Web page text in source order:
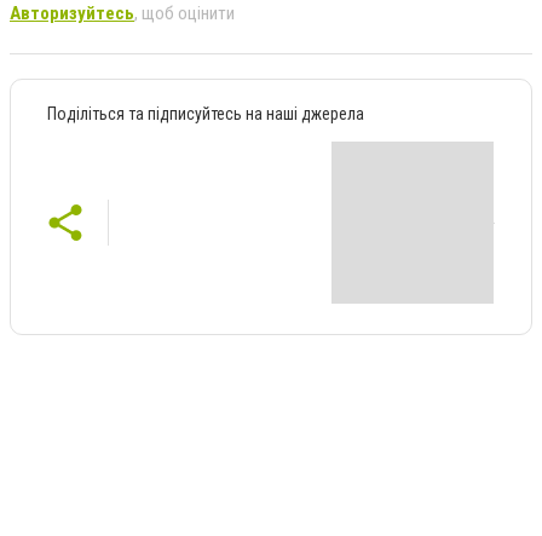
Авторизуйтесь, щоб оцінити
Поділіться та підписуйтесь на наші джерела